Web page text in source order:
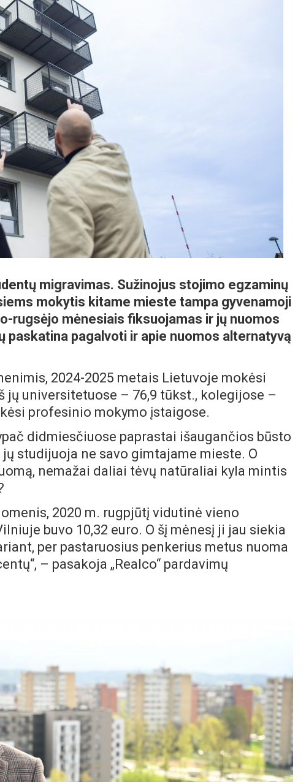
migravimas. Sužinojus stojimo egzaminų
mokytis kitame mieste tampa gyvenamoji
rugsėjo mėnesiais fiksuojamas ir jų nuomos
paskatina pagalvoti ir apie nuomos alternatyvą
2024-2025 metais Lietuvoje mokėsi
jų universitetuose – 76,9 tūkst., kolegijose –
profesinio mokymo įstaigose.
didmiesčiuose paprastai išaugančios būsto
studijuoja ne savo gimtajame mieste. O
nemažai daliai tėvų natūraliai kyla mintis
2020 m. rugpjūtį vidutinė vieno
buvo 10,32 euro. O šį mėnesį ji jau siekia
per pastaruosius penkerius metus nuoma
– pasakoja „Realco“ pardavimų